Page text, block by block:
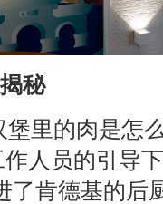
秘
堡里的肉是怎
人员的引导
了肯德基的后